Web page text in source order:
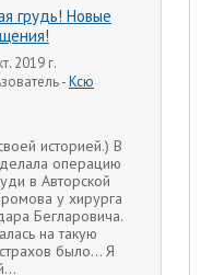
грудь! Новые
2019 г.
-Ксю
историей.) В
операцию
в Авторской
у хирурга
Бегларовича.
на такую
было... Я